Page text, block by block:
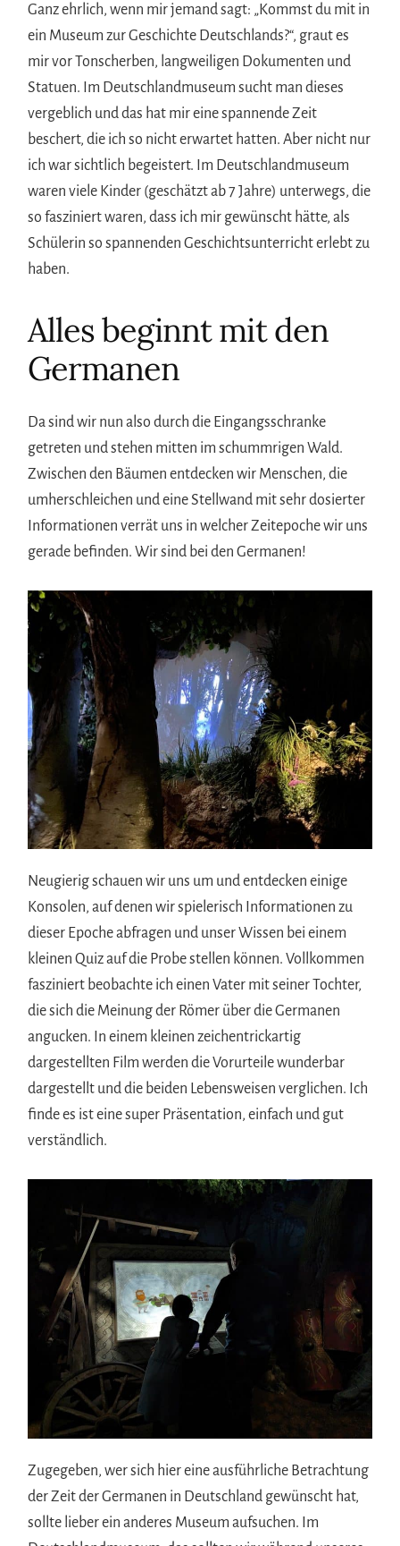
Ganz ehrlich, wenn mir jemand sagt: „Kommst du mit in
ein Museum zur Geschichte Deutschlands?“, graut es
mir vor Tonscherben, langweiligen Dokumenten und
Statuen. Im Deutschlandmuseum sucht man dieses
vergeblich und das hat mir eine spannende Zeit
beschert, die ich so nicht erwartet hatten. Aber nicht nur
ich war sichtlich begeistert. Im Deutschlandmuseum
waren viele Kinder (geschätzt ab 7 Jahre) unterwegs, die
so fasziniert waren, dass ich mir gewünscht hätte, als
Schülerin so spannenden Geschichtsunterricht erlebt zu
haben.
Alles beginnt mit den
Germanen
Da sind wir nun also durch die Eingangsschranke
getreten und stehen mitten im schummrigen Wald.
Zwischen den Bäumen entdecken wir Menschen, die
umherschleichen und eine Stellwand mit sehr dosierter
Informationen verrät uns in welcher Zeitepoche wir uns
gerade befinden. Wir sind bei den Germanen!
Neugierig schauen wir uns um und entdecken einige
Konsolen, auf denen wir spielerisch Informationen zu
dieser Epoche abfragen und unser Wissen bei einem
kleinen Quiz auf die Probe stellen können. Vollkommen
fasziniert beobachte ich einen Vater mit seiner Tochter,
die sich die Meinung der Römer über die Germanen
angucken. In einem kleinen zeichentrickartig
dargestellten Film werden die Vorurteile wunderbar
dargestellt und die beiden Lebensweisen verglichen. Ich
finde es ist eine super Präsentation, einfach und gut
verständlich.
Zugegeben, wer sich hier eine ausführliche Betrachtung
der Zeit der Germanen in Deutschland gewünscht hat,
sollte lieber ein anderes Museum aufsuchen. Im